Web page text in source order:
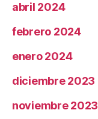
abril 2024
febrero 2024
enero 2024
diciembre 2023
noviembre 2023